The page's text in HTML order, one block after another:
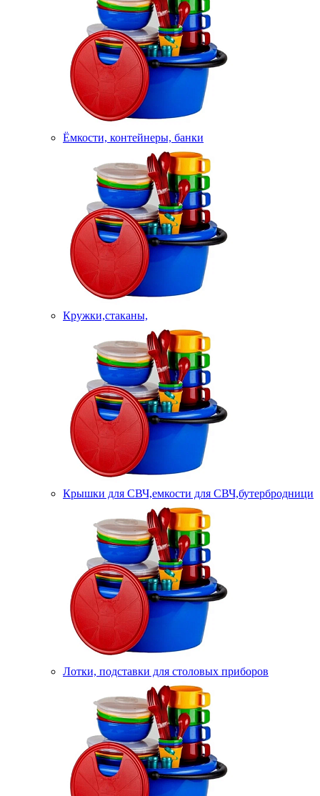
Ёмкости, контейнеры, банки
Кружки,стаканы,
Крышки для СВЧ,емкости для СВЧ,бутербродници
Лотки, подставки для столовых приборов